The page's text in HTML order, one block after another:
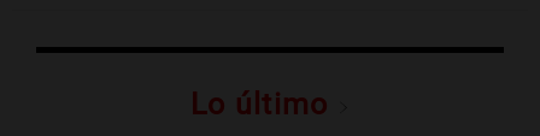
Lo último